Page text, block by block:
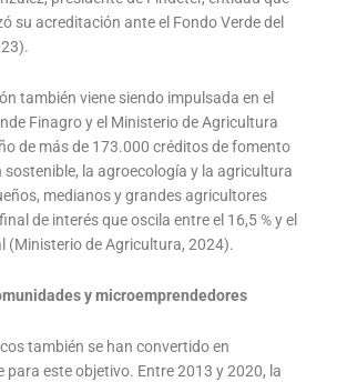
su acreditación ante el Fondo Verde del
también viene siendo impulsada en el
Finagro y el Ministerio de Agricultura
de más de 173.000 créditos de fomento
la agroecología y la agricultura
medianos y grandes agricultores
de interés que oscila entre el 16,5 % y el
(Ministerio de Agricultura, 2024).
y microemprendedores
también se han convertido en
para este objetivo. Entre 2013 y 2020, la